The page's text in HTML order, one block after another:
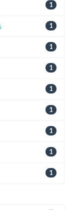
1
1
1
1
1
1
1
1
1